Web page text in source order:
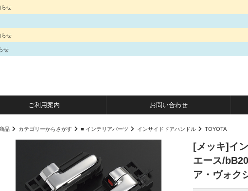
せ
せ
せ
ご利用案内 お問い合わせ
品 カテゴリーからさがす ■ インテリアパーツ インサイドドアハンドル TOYOTA
[メッキ]イ
エース/
ア・ヴォク